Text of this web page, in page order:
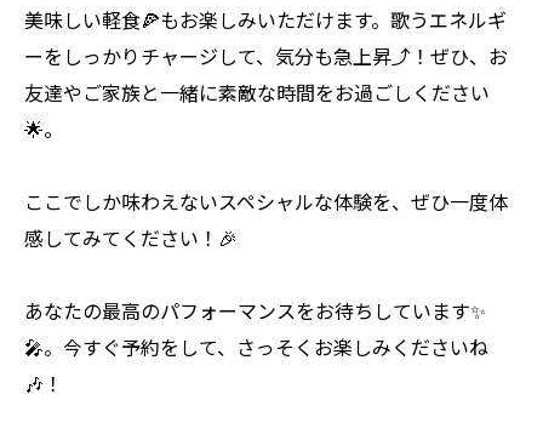
美味しい軽食🍕もお楽しみいただけます。歌うエネルギ
ーをしっかりチャージして、気分も急上昇⤴️！ぜひ、お
友達やご家族と一緒に素敵な時間をお過ごしください
🌟。
ここでしか味わえないスペシャルな体験を、ぜひ一度体
感してみてください！🎉
あなたの最高のパフォーマンスをお待ちしています✨
🎤。今すぐ予約をして、さっそくお楽しみくださいね
🎶！